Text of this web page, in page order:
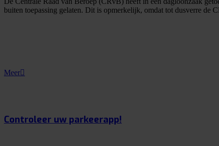
buiten toepassing gelaten. Dit is opmerkelijk, omdat tot dusverre de
Meer
Controleer uw parkeerapp!